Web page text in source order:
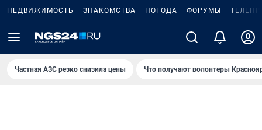
НЕДВИЖИМОСТЬ ЗНАКОМСТВА ПОГОДА ФОРУМЫ
Частная АЗС резко снизила цены Что получают волонтеры